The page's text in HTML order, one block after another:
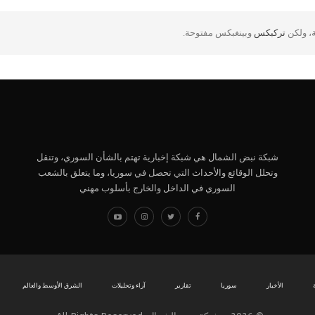
ولكن تركبكس وبينغبكس مفتوحة.
شبكة نبض الشمال هي شبكة إخبارية تهتم بالشأن السوري، وتنقل
وتحلل الوقائع والأحداث التي تحصل في سوريا، وما يتعلق بالشعب
السوري في الداخل والخارج بأسلوب مهني
الأخبار سوريا تقارير آراء وتحليلات الشرق الأوسط والعالم